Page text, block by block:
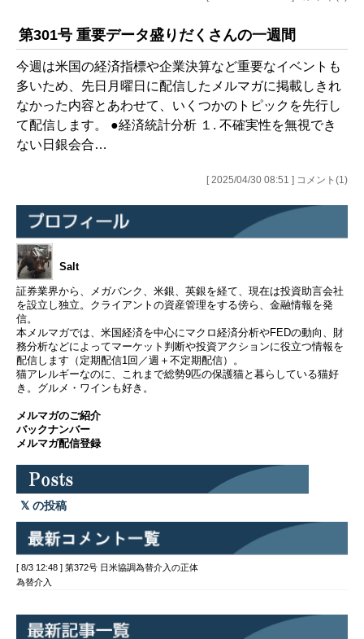
第301号 重要データ盛りだくさんの一週間
今週は米国の経済指標や企業決算など重要なイベントも
多いため、先日月曜日に配信したメルマガに掲載しきれ
なかった内容とあわせて、いくつかのトピックを先行し
て配信します。 ●経済統計分析 １. 不確実性を無視でき
ない日銀会合…
[ 2025/04/30 08:51 ] コメント(1)
Salt
証券業界から、メガバンク、米銀、英銀を経て、現在は投資助言会社
を設立し独立。クライアントの資産管理をする傍ら、金融情報を発
信。
本メルマガでは、米国経済を中心にマクロ経済分析やFEDの動向、財
務分析などによってマーケット判断や投資アクションに役立つ情報を
配信します（定期配信1回／週＋不定期配信）。
猫アレルギーなのに、これまで総勢9匹の保護猫と暮らしている猫好
き。グルメ・ワインも好き。
メルマガのご紹介
バックナンバー
メルマガ配信登録
の投稿
[ 8/3 12:48 ] 第372号 日米協調為替介入の正体
為替介入